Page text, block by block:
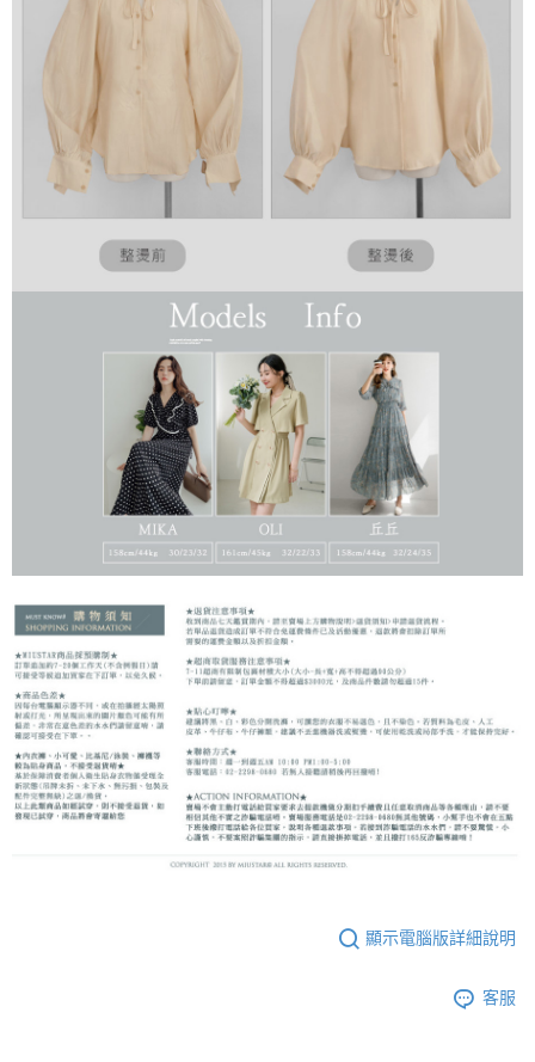
顯示電腦版詳細說明
客服